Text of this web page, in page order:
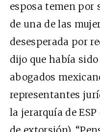
esposa temen por
de una de las
desesperada por
dijo que había
abogados
representantes
la jerarquía de